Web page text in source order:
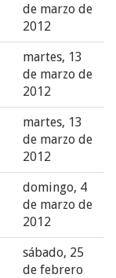
de marzo de
2012
martes, 13
de marzo de
2012
martes, 13
de marzo de
2012
domingo, 4
de marzo de
2012
sábado, 25
de febrero